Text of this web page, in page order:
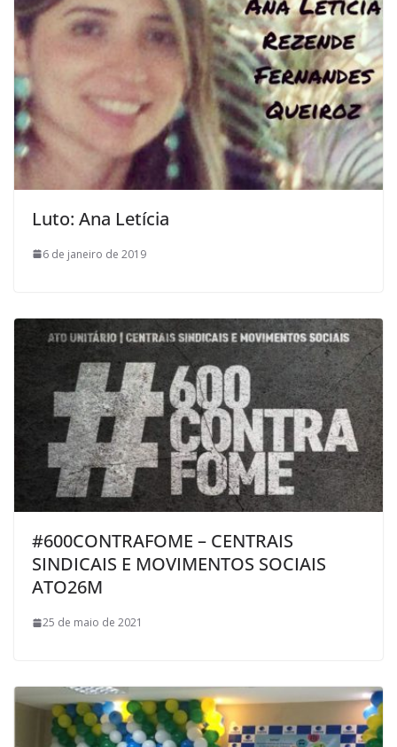
Luto: Ana Letícia
6 de janeiro de 2019
#600CONTRAFOME – CENTRAIS
SINDICAIS E MOVIMENTOS SOCIAIS
ATO26M
25 de maio de 2021